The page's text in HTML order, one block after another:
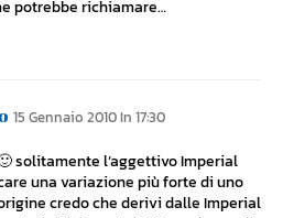
potrebbe richiamare…
15 Gennaio 2010 In 17:30
solitamente l’aggettivo Imperial
una variazione più forte di uno
credo che derivi dalle Imperial